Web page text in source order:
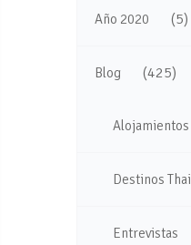
Año 2020 (5)
Blog (425)
Alojamientos
Destinos Thai
Entrevistas